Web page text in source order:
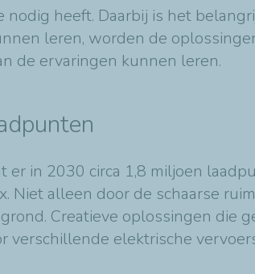
nodig heeft. Daarbij is het
leren, worden de
de ervaringen kunnen leren.
er in 2030 circa 1,8 miljoen
Niet alleen door de schaarse
Creatieve oplossingen die
verschillende elektrische